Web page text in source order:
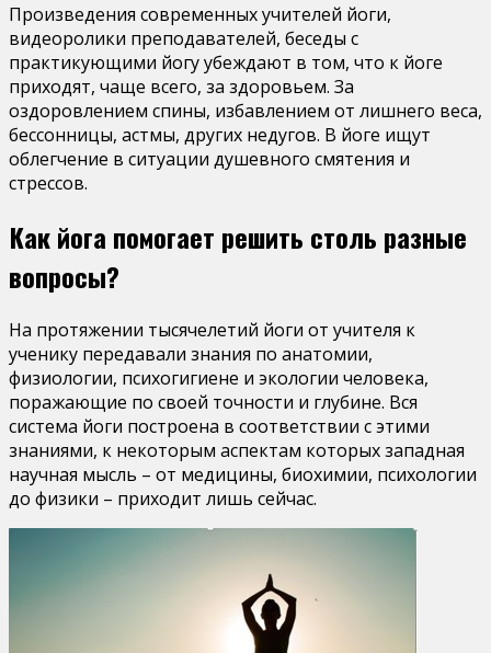
Произведения современных учителей йоги,
видеоролики преподавателей, беседы с
практикующими йогу убеждают в том, что к йоге
приходят, чаще всего, за здоровьем. За
оздоровлением спины, избавлением от лишнего веса,
бессонницы, астмы, других недугов. В йоге ищут
облегчение в ситуации душевного смятения и
стрессов.
Как йога помогает решить столь разные
вопросы?
На протяжении тысячелетий йоги от учителя к
ученику передавали знания по анатомии,
физиологии, психогигиене и экологии человека,
поражающие по своей точности и глубине. Вся
система йоги построена в соответствии с этими
знаниями, к некоторым аспектам которых западная
научная мысль – от медицины, биохимии, психологии
до физики – приходит лишь сейчас.